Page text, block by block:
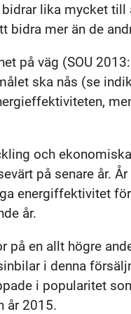
lika mycket till
bidra mer än de
på väg (SOU
ska nås (se
och
på senare år.
energiffektivitet
år.
på en allt högre
i denna
i popularitet
år 2015.